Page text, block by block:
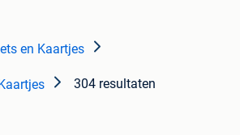
en Kaartjes
304 resultaten